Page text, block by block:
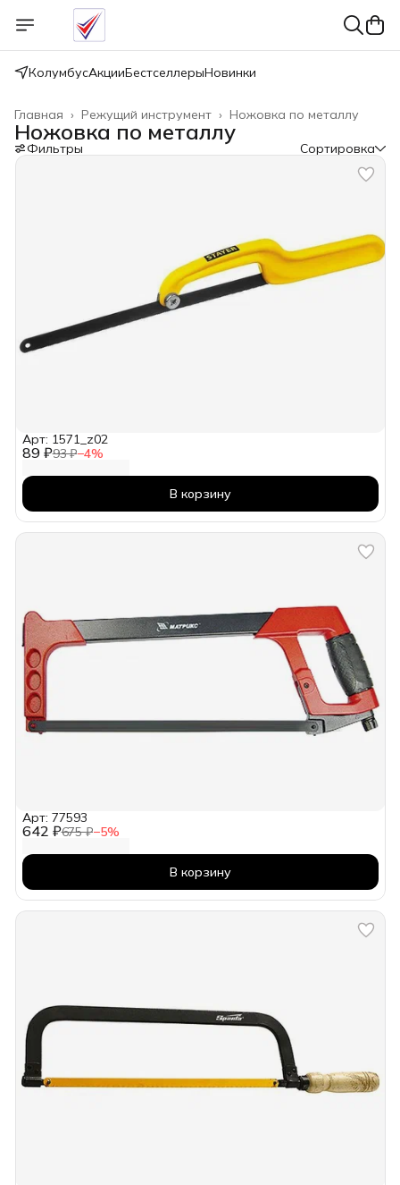
КолумбусАкцииБестселлерыНовинки
Ножовка по металлу
Режущий инструмент ›
Главная ›
Ножовка по металлу
Фильтры Сортировка
89 ₽93 ₽−4%
Арт: 1571_z02
В корзину
642 ₽675 ₽−5%
Арт: 77593
В корзину